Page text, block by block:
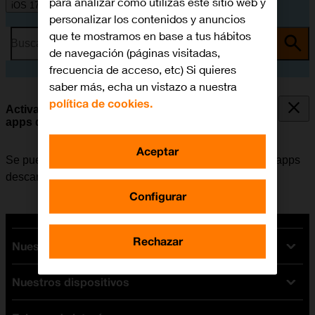
iOS 17
Busca por problema o tema
Activar o desactivar el permiso de rastreo en las
apps descargadas
Se puede activar o desactivar el permiso para que las apps
descargadas rastreen la actividad del usuario.
Nuestras tarifas
Tarifas Orange
Tarifas fibra y móvil
Nuestros dispositivos
personalizar los contenidos y anuncios
que te mostramos en base a tus hábitos
de navegación (páginas visitadas,
frecuencia de acceso, etc) Si quieres
saber más, echa un vistazo a nuestra
política de cookies.
Configurar
Rechazar
Aceptar